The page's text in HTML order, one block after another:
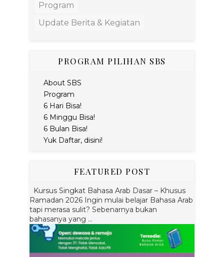
Program
Update Berita & Kegiatan
PROGRAM PILIHAN SBS
About SBS
Program
6 Hari Bisa!
6 Minggu Bisa!
6 Bulan Bisa!
Yuk Daftar, disini!
FEATURED POST
Kursus Singkat Bahasa Arab Dasar – Khusus
Ramadan 2026 Ingin mulai belajar Bahasa Arab
tapi merasa sulit? Sebenarnya bukan
bahasanya yang ...